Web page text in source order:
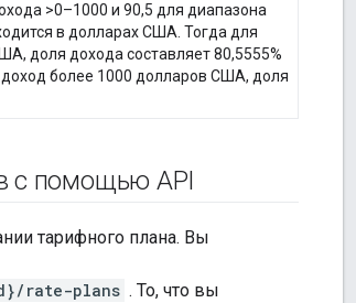
>0–1000 и 90,5 для диапазона
в долларах США. Тогда для
доля дохода составляет 80,5555%
доход более 1000 долларов США, доля
с помощью API
тарифного плана. Вы
rate-plans . То, что вы